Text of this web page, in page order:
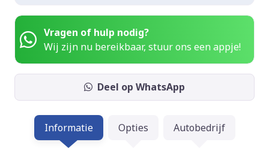
Vragen of hulp nodig?
Wij zijn nu bereikbaar, stuur ons een appje!
Deel op WhatsApp
Informatie Opties Autobedrijf